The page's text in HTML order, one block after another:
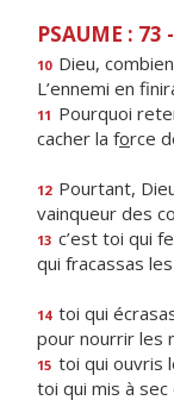
PSAUME : 73
10 Dieu,
L’ennemi en
11 Pourquoi
cacher la force
12 Pourtant,
vainqueur des
13 c’est toi qui
qui fracassas
14 toi qui
pour nourrir les
15 toi qui ouvris
toi qui mis à